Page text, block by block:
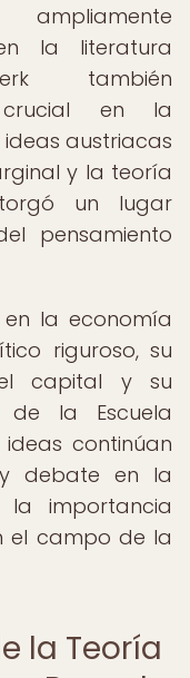
la literatura
también
en la
austriacas
y la teoría
un lugar
pensamiento
la economía
riguroso, su
capital y su
de la Escuela
continúan
debate en la
importancia
el campo de la
la Teoría